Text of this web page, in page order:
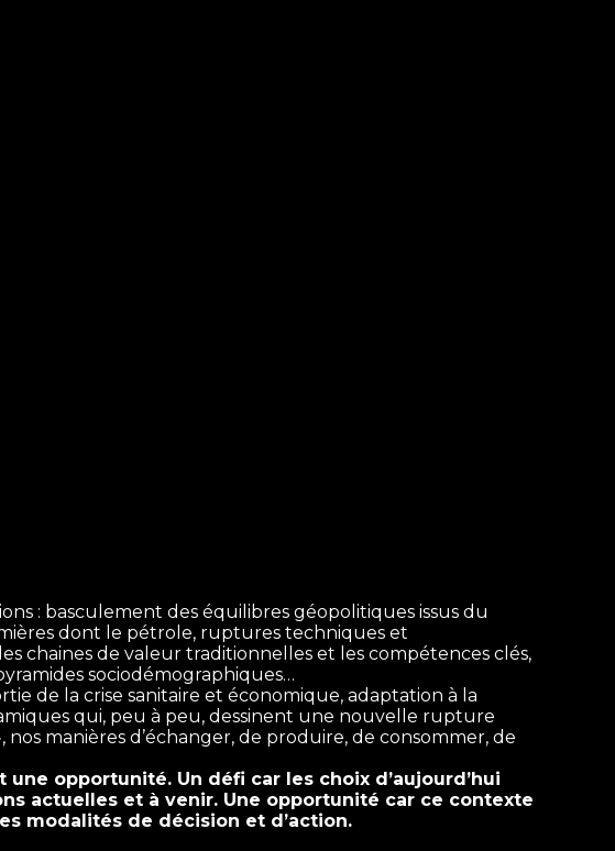
: basculement des équilibres géopolitiques issus du
dont le pétrole, ruptures techniques et
chaines de valeur traditionnelles et les compétences clés,
sociodémographiques…
de la crise sanitaire et économique, adaptation à la
qui, peu à peu, dessinent une nouvelle rupture
manières d’échanger, de produire, de consommer, de
opportunité. Un défi car les choix d’aujourd’hui
actuelles et à venir. Une opportunité car ce contexte
modalités de décision et d’action.